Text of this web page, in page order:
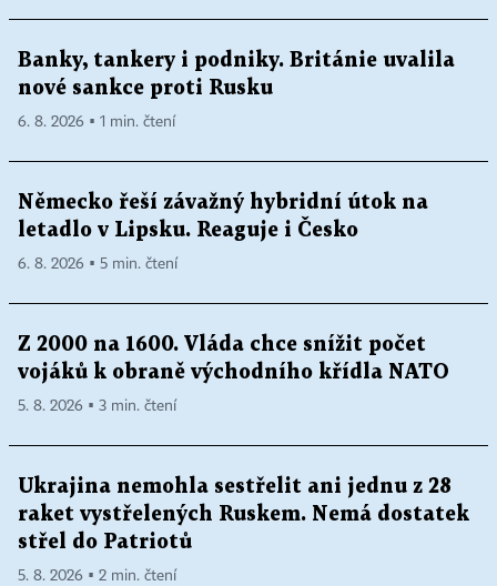
Banky, tankery i podniky. Británie uvalila
nové sankce proti Rusku
6. 8. 2026 ▪ 1 min. čtení
Německo řeší závažný hybridní útok na
letadlo v Lipsku. Reaguje i Česko
6. 8. 2026 ▪ 5 min. čtení
Z 2000 na 1600. Vláda chce snížit počet
vojáků k obraně východního křídla NATO
5. 8. 2026 ▪ 3 min. čtení
Ukrajina nemohla sestřelit ani jednu z 28
raket vystřelených Ruskem. Nemá dostatek
střel do Patriotů
5. 8. 2026 ▪ 2 min. čtení